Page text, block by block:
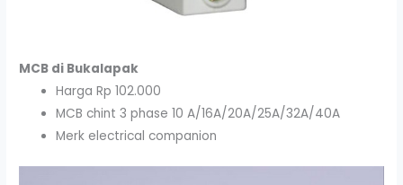
MCB di Bukalapak
Harga Rp 102.000
MCB chint 3 phase 10 A/16A/20A/25A/32A/40A
Merk electrical companion